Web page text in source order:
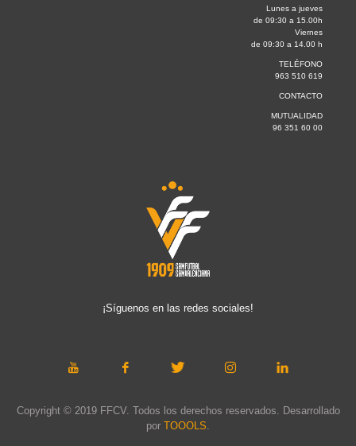
Lunes a jueves
de 09:30 a 15.00h
Viernes
de 09:30 a 14.00 h
TELÉFONO
963 510 619
CONTACTO
MUTUALIDAD
96 351 60 00
¡Síguenos en las redes sociales!
Copyright © 2019 FFCV. Todos los derechos reservados. Desarrollado
por TOOOLS